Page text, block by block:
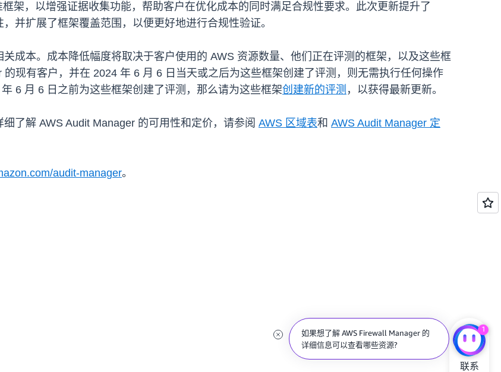
架，以增强证据收集功能，帮助客户在优化成本的同时满足合规性要求。此次更新提升了
并扩展了框架覆盖范围，以便更好地进行合规性验证。
成本。成本降低幅度将取决于客户使用的 AWS 资源数量、他们正在评测的框架，以及这些框
现有客户，并在 2024 年 6 月 6 日当天或之后为这些框架创建了评测，则无需执行任何操作
6 月 6 日之前为这些框架创建了评测，那么请为这些框架创建新的评测 ，以获得最新更新。
细了解 AWS Audit Manager 的可用性和定价，请参阅 AWS 区域表和 AWS Audit Manager 定
audit-manager。
如果想了解 AWS Firewall Manager 的
详细信息可以查看哪些资源?
1
联系